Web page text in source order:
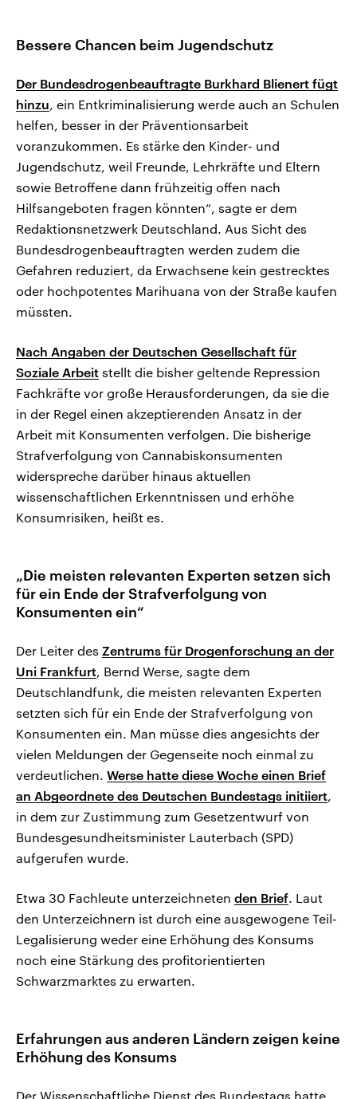
Bessere Chancen beim Jugendschutz
Der Bundesdrogenbeauftragte Burkhard Blienert fügt
hinzu, ein Entkriminalisierung werde auch an Schulen
helfen, besser in der Präventionsarbeit
voranzukommen. Es stärke den Kinder- und
Jugendschutz, weil Freunde, Lehrkräfte und Eltern
sowie Betroffene dann frühzeitig offen nach
Hilfsangeboten fragen könnten“, sagte er dem
Redaktionsnetzwerk Deutschland. Aus Sicht des
Bundesdrogenbeauftragten werden zudem die
Gefahren reduziert, da Erwachsene kein gestrecktes
oder hochpotentes Marihuana von der Straße kaufen
müssten.
Nach Angaben der Deutschen Gesellschaft für
Soziale Arbeit stellt die bisher geltende Repression
Fachkräfte vor große Herausforderungen, da sie die
in der Regel einen akzeptierenden Ansatz in der
Arbeit mit Konsumenten verfolgen. Die bisherige
Strafverfolgung von Cannabiskonsumenten
widerspreche darüber hinaus aktuellen
wissenschaftlichen Erkenntnissen und erhöhe
Konsumrisiken, heißt es.
„Die meisten relevanten Experten setzen sich
für ein Ende der Strafverfolgung von
Konsumenten ein“
Der Leiter des Zentrums für Drogenforschung an der
Uni Frankfurt, Bernd Werse, sagte dem
Deutschlandfunk, die meisten relevanten Experten
setzten sich für ein Ende der Strafverfolgung von
Konsumenten ein. Man müsse dies angesichts der
vielen Meldungen der Gegenseite noch einmal zu
verdeutlichen. Werse hatte diese Woche einen Brief
an Abgeordnete des Deutschen Bundestags initiiert,
in dem zur Zustimmung zum Gesetzentwurf von
Bundesgesundheitsminister Lauterbach (SPD)
aufgerufen wurde.
Etwa 30 Fachleute unterzeichneten den Brief. Laut
den Unterzeichnern ist durch eine ausgewogene Teil-
Legalisierung weder eine Erhöhung des Konsums
noch eine Stärkung des profitorientierten
Schwarzmarktes zu erwarten.
Erfahrungen aus anderen Ländern zeigen keine
Erhöhung des Konsums
Der Wissenschaftliche Dienst des Bundestags hatte